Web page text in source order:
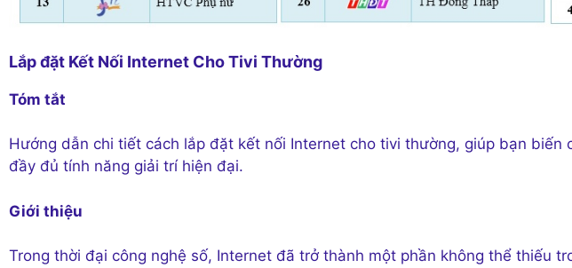
Lắp đặt Kết Nối Internet Cho Tivi Thường
Tóm tắt
Hướng dẫn chi tiết cách lắp đặt kết nối Internet cho tivi thường, giúp bạn biến
đầy đủ tính năng giải trí hiện đại.
Giới thiệu
Trong thời đại công nghệ số, Internet đã trở thành một phần không thể thiếu